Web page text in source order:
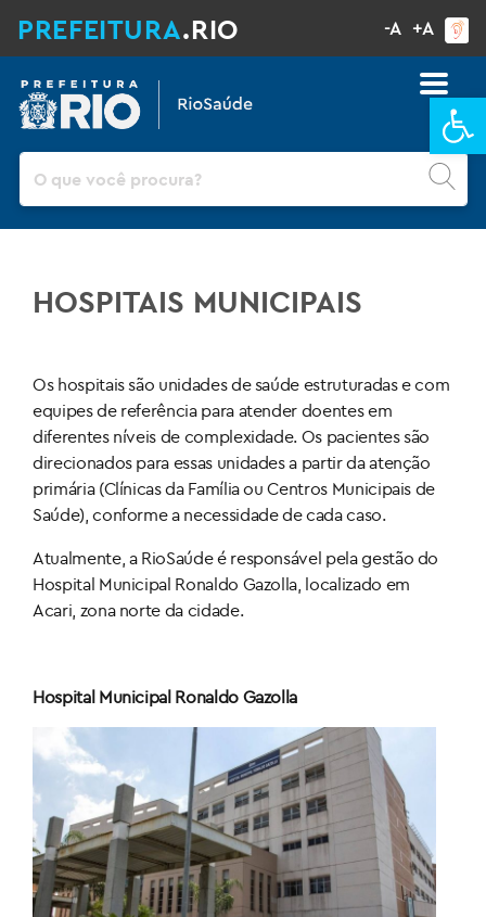
PREFEITURA.RIO -A +A
HOSPITAIS MUNICIPAIS
Os hospitais são unidades de saúde estruturadas e com
equipes de referência para atender doentes em
diferentes níveis de complexidade. Os pacientes são
direcionados para essas unidades a partir da atenção
primária (Clínicas da Família ou Centros Municipais de
Saúde), conforme a necessidade de cada caso.
Atualmente, a RioSaúde é responsável pela gestão do
Hospital Municipal Ronaldo Gazolla, localizado em
Acari, zona norte da cidade.
Hospital Municipal Ronaldo Gazolla